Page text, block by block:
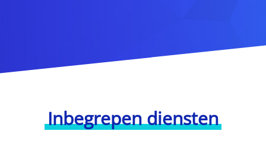
Inbegrepen diensten